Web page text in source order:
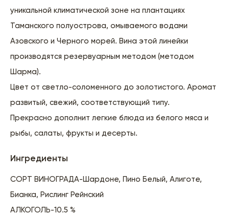
уникальной климатической зоне на плантациях
Таманского полуострова, омываемого водами
Азовского и Черного морей. Вина этой линейки
производятся резервуарным методом (методом
Шарма).
Цвет от светло-соломенного до золотистого. Аромат
развитый, свежий, соответствующий типу.
Прекрасно дополнит легкие блюда из белого мяса и
рыбы, салаты, фрукты и десерты.
Ингредиенты
СОРТ ВИНОГРАДА-Шардоне, Пино Белый, Алиготе,
Бианка, Рислинг Рейнский
АЛКОГОЛЬ-10.5 %